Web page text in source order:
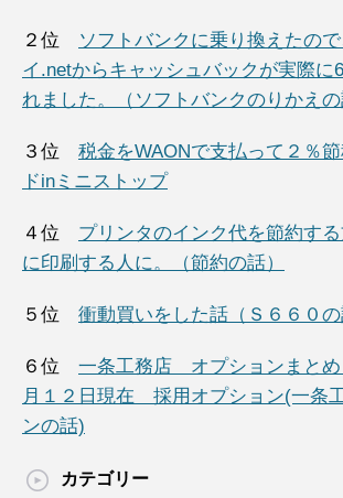
２位
ソフトバンクに乗り換えたの
イ.netからキャッシュバックが実際に
れました。（ソフトバンクのりかえの
３位 税金をWAONで支払って２％
ドinミニストップ
４位 プリンタのインク代を節約す
に印刷する人に。（節約の話）
５位 衝動買いをした話（Ｓ６６０
６位 一条工務店 オプションまと
月１２日現在 採用オプション(一条
ンの話)
カテゴリー